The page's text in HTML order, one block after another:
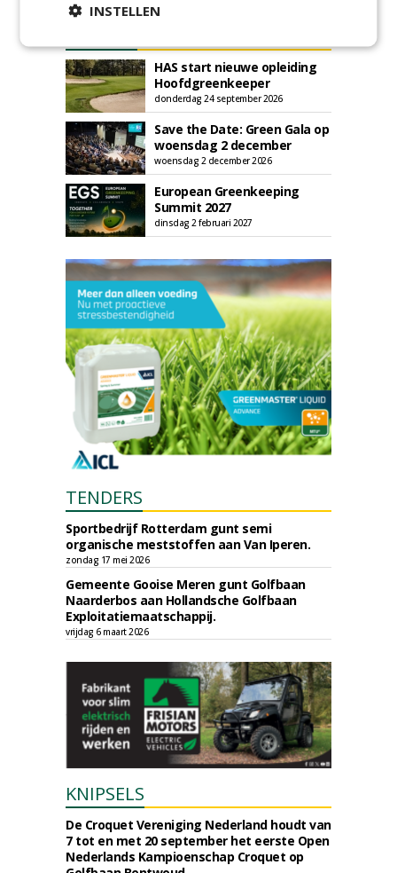
HAS start nieuwe opleiding
Hoofdgreenkeeper
donderdag 24 september 2026
Save the Date: Green Gala op
woensdag 2 december
woensdag 2 december 2026
European Greenkeeping
Summit 2027
dinsdag 2 februari 2027
TENDERS
Sportbedrijf Rotterdam gunt semi
organische meststoffen aan Van Iperen.
zondag 17 mei 2026
Gemeente Gooise Meren gunt Golfbaan
Naarderbos aan Hollandsche Golfbaan
Exploitatiemaatschappij.
vrijdag 6 maart 2026
KNIPSELS
De Croquet Vereniging Nederland houdt van
7 tot en met 20 september het eerste Open
Nederlands Kampioenschap Croquet op
INSTELLEN